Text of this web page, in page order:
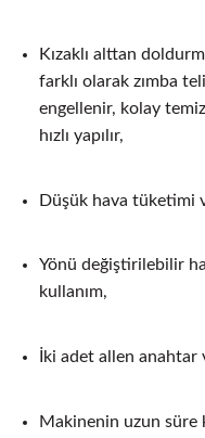
Kızaklı alttan
farklı olarak zımba
engellenir, kolay
hızlı yapılır,
Düşük hava tüketimi
Yönü değiştirilebilir
kullanım,
İki adet allen anahtar
Makinenin uzun süre